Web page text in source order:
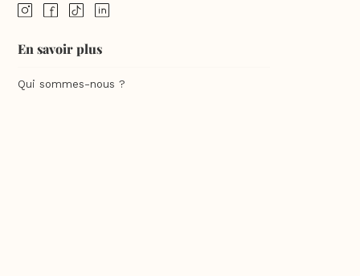
En savoir plus
Qui sommes-nous ?